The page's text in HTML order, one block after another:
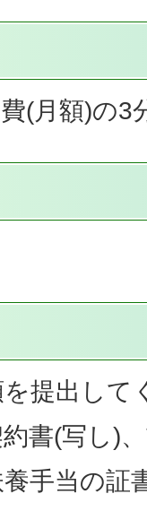
(月額)の3
提出して
書(写し)
手当の証